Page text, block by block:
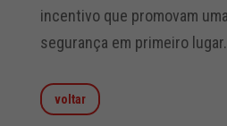
incentivo que promovam
segurança em primeiro lugar.
voltar